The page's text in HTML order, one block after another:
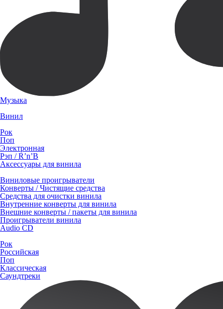
Музыка
Винил
Рок
Поп
Электронная
Рэп / R’n’B
Аксессуары для винила
Виниловые проигрыватели
Конверты / Чистящие средства
Средства для очистки винила
Внутренние конверты для винила
Внешние конверты / пакеты для винила
Проигрыватели винила
Audio CD
Рок
Российская
Поп
Классическая
Саундтреки